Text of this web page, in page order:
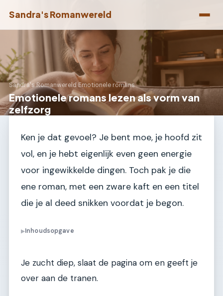
Sandra's Romanwereld
Sandra's Romanwereld›Emotionele romans
Emotionele romans lezen als vorm van
zelfzorg
Ken je dat gevoel? Je bent moe, je hoofd zit
vol, en je hebt eigenlijk even geen energie
voor ingewikkelde dingen. Toch pak je die
ene roman, met een zware kaft en een titel
die je al deed snikken voordat je begon.
▶Inhoudsopgave
Je zucht diep, slaat de pagina om en geeft je
over aan de tranen.